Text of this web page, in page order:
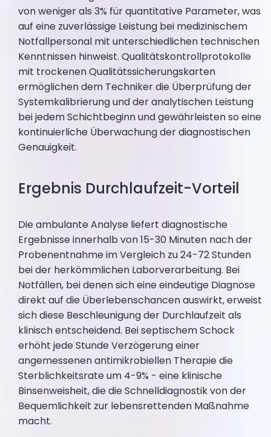
von weniger als 3% für quantitative Parameter, was
auf eine zuverlässige Leistung bei medizinischem
Notfallpersonal mit unterschiedlichen technischen
Kenntnissen hinweist. Qualitätskontrollprotokolle
mit trockenen Qualitätssicherungskarten
ermöglichen dem Techniker die Überprüfung der
Systemkalibrierung und der analytischen Leistung
bei jedem Schichtbeginn und gewährleisten so eine
kontinuierliche Überwachung der diagnostischen
Genauigkeit.
Ergebnis Durchlaufzeit-Vorteil
Die ambulante Analyse liefert diagnostische
Ergebnisse innerhalb von 15-30 Minuten nach der
Probenentnahme im Vergleich zu 24-72 Stunden
bei der herkömmlichen Laborverarbeitung. Bei
Notfällen, bei denen sich eine eindeutige Diagnose
direkt auf die Überlebenschancen auswirkt, erweist
sich diese Beschleunigung der Durchlaufzeit als
klinisch entscheidend. Bei septischem Schock
erhöht jede Stunde Verzögerung einer
angemessenen antimikrobiellen Therapie die
Sterblichkeitsrate um 4-9% - eine klinische
Binsenweisheit, die die Schnelldiagnostik von der
Bequemlichkeit zur lebensrettenden Maßnahme
macht.